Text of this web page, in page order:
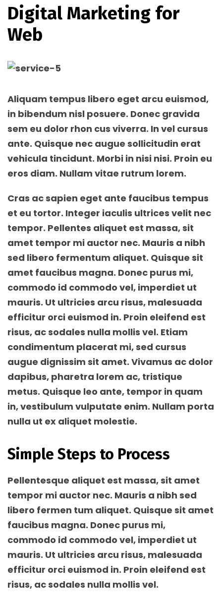
Digital Marketing for
Web
Aliquam tempus libero eget arcu euismod,
in bibendum nisl posuere. Donec gravida
sem eu dolor rhon cus viverra. In vel cursus
ante. Quisque nec augue sollicitudin erat
vehicula tincidunt. Morbi in nisi nisi. Proin eu
eros diam. Nullam vitae rutrum lorem.
Cras ac sapien eget ante faucibus tempus
et eu tortor. Integer iaculis ultrices velit nec
tempor. Pellentes aliquet est massa, sit
amet tempor mi auctor nec. Mauris a nibh
sed libero fermentum aliquet. Quisque sit
amet faucibus magna. Donec purus mi,
commodo id commodo vel, imperdiet ut
mauris. Ut ultricies arcu risus, malesuada
efficitur orci euismod in. Proin eleifend est
risus, ac sodales nulla mollis vel. Etiam
condimentum placerat mi, sed cursus
augue dignissim sit amet. Vivamus ac dolor
dapibus, pharetra lorem ac, tristique
metus. Quisque leo ante, tempor in quam
in, vestibulum vulputate enim. Nullam porta
nulla ut ex aliquet molestie.
Simple Steps to Process
Pellentesque aliquet est massa, sit amet
tempor mi auctor nec. Mauris a nibh sed
libero fermen tum aliquet. Quisque sit amet
faucibus magna. Donec purus mi,
commodo id commodo vel, imperdiet ut
mauris. Ut ultricies arcu risus, malesuada
efficitur orci euismod in. Proin eleifend est
risus, ac sodales nulla mollis vel.